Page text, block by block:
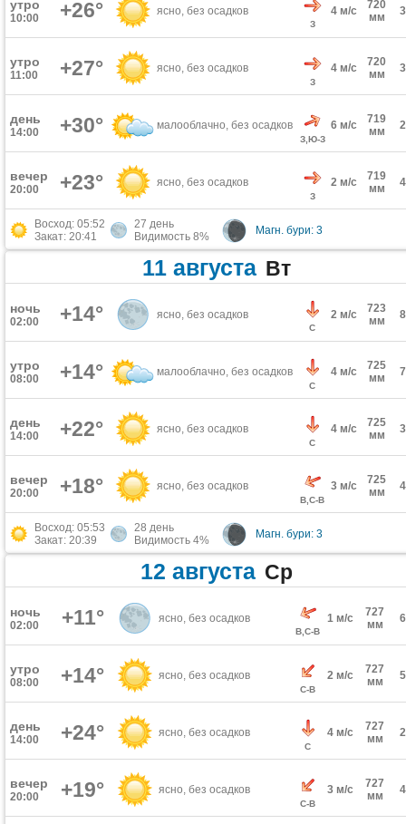
утро
10:00 +26° ясно, без осадков
З
4 м/с
720
мм
утро
11:00 +27° ясно, без осадков
З
4 м/с
720
мм
день
14:00 +30° малооблачно, без осадков
З,Ю-З
6 м/с
719
мм
вечер
20:00 +23° ясно, без осадков
З
2 м/с
719
мм
Восход: 05:52
Закат: 20:41
27 день
Видимость 8%
Магн. бури: 3
11 августа Вт
ночь
02:00 +14° ясно, без осадков
С
2 м/с
723
мм
утро
08:00 +14° малооблачно, без осадков
С
4 м/с
725
мм
день
14:00 +22° ясно, без осадков
С
4 м/с
725
мм
вечер
20:00 +18° ясно, без осадков
В,С-В
3 м/с
725
мм
Восход: 05:53
Закат: 20:39
28 день
Видимость 4%
Магн. бури: 3
12 августа Ср
ночь
02:00 +11° ясно, без осадков
В,С-В
1 м/с
727
мм
утро
08:00 +14° ясно, без осадков
С-В
2 м/с
727
мм
день
14:00 +24° ясно, без осадков
С
4 м/с
727
мм
вечер
20:00 +19° ясно, без осадков
С-В
3 м/с
727
мм